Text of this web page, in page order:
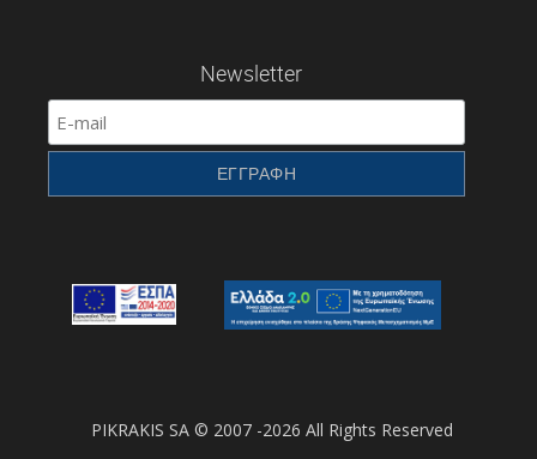
Newsletter
PIKRAKIS SA © 2007 -2026 All Rights Reserved